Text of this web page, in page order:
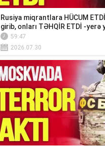
Rusiya miqrantlara HÜCUM
girib, onları TƏHQİR ETDİ -yerə
59:47
2026.07.30